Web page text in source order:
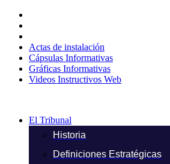
contenido
Actas de instalación
Cápsulas Informativas
Gráficas Informativas
Videos Instructivos Web
El Tribunal
Historia
Definiciones Estratégicas